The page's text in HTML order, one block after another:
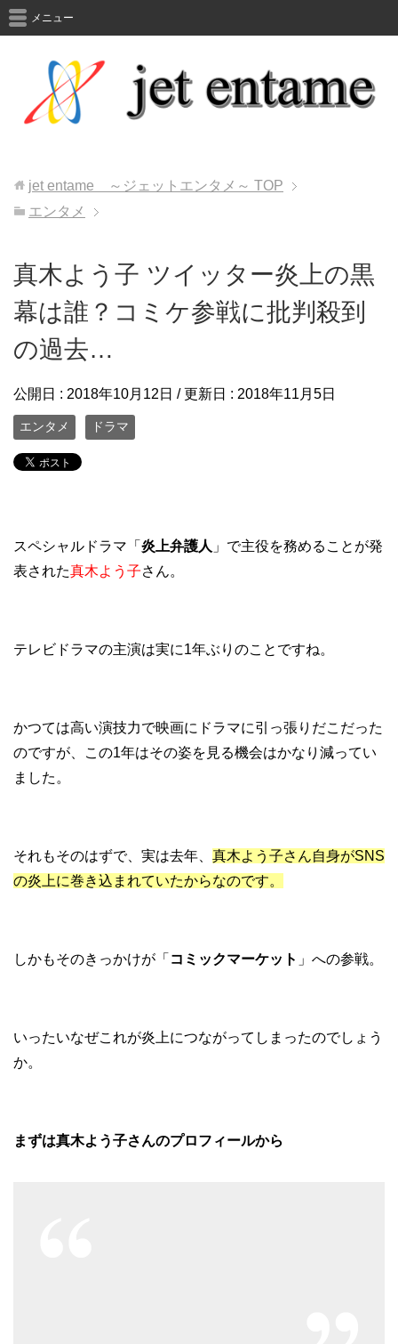
メニュー
jet entame ～ジェットエンタメ～ TOP
エンタメ
真木よう子 ツイッター炎上の黒
幕は誰？コミケ参戦に批判殺到
の過去…
公開日 : 2018年10月12日 / 更新日 : 2018年11月5日
エンタメ ドラマ
スペシャルドラマ「 炎上弁護人 」で主役を務めることが発
表された真木よう子さん。
テレビドラマの主演は実に1年ぶりのことですね。
かつては高い演技力で映画にドラマに引っ張りだこだった
のですが、この1年はその姿を見る機会はかなり減ってい
ました。
それもそのはずで、実は去年、 真木よう子さん自身がSNS
の炎上に巻き込まれていたからなのです。
しかもそのきっかけが「 コミックマーケット 」への参戦。
いったいなぜこれが炎上につながってしまったのでしょう
か。
まずは真木よう子さんのプロフィールから